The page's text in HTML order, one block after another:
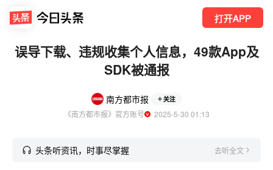
打开APP
误导下载、违规收集个人信息，49款App及
SDK被通报
南方都市报 关注
《南方都市报》官方账号
  2025-5-30 01:13
头条听资讯，时事尽掌握 去听全文